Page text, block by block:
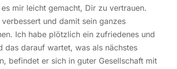
mir leicht gemacht, Dir zu vertrauen.
und damit sein ganzes
Ich habe plötzlich ein zufriedenes und
das darauf wartet, was als nächstes
befindet er sich in guter Gesellschaft mit